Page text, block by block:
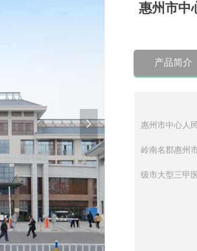
넲
惠州市中
惠州市中心人
岭南名郡惠州
级市大型三甲医
产品简介